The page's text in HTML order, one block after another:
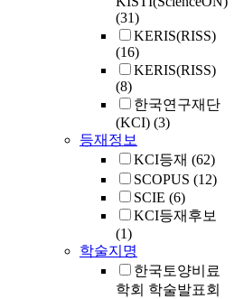
(31)
KERIS(RISS)
(16)
KERIS(RISS)
(8)
한국연구재단
(KCI) (3)
등재정보
KCI등재 (62)
SCOPUS (12)
SCIE (6)
KCI등재후보
(1)
학술지명
한국토양비료
학회 학술발표회